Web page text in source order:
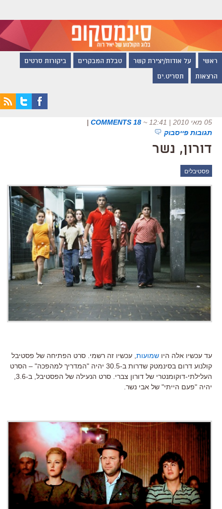
ראשי על אודות/יצירת קשר טבלת המבקרים ביקורות סרטים
הרצאות תסריט.ים
05 מאי 2010 | 12:41 ~
18 COMMENTS
|
תגובות פייסבוק
דורון, נשר
פסטיבלים
עד עכשיו אלה היו שמועות, עכשיו זה רשמי. סרט הפתיחה של פסטיבל
קולנוע דרום בסינמטק שדרות ב-30.5 יהיה "המדריך למהפכה" – הסרט
העלילתי-דוקומנטרי של דורון צברי. סרט הנעילה של הפסטיבל, ב-3.6,
יהיה "פעם הייתי" של אבי נשר.